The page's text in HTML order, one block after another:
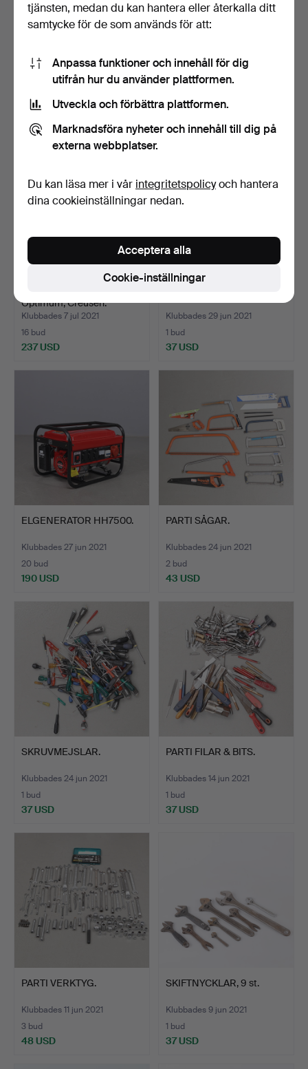
GRÄSKLIPPARE, Jonsered
LM 2152 CMDEA.
Klubbades 17 aug 2021
8 bud
CHARKSÅG samt
"BRØDMASKINE", 1900-tal.
Klubbades 8 aug 2021
22 bud
Optimum, Creusen.
Klubbades 7 jul 2021
16 bud
237 USD
Klubbades 29 jun 2021
1 bud
37 USD
ELGENERATOR HH7500.
Klubbades 27 jun 2021
20 bud
190 USD
PARTI SÅGAR.
Klubbades 24 jun 2021
2 bud
43 USD
SKRUVMEJSLAR.
Klubbades 24 jun 2021
1 bud
37 USD
PARTI FILAR & BITS.
Klubbades 14 jun 2021
1 bud
37 USD
PARTI VERKTYG.
Klubbades 11 jun 2021
3 bud
48 USD
SKIFTNYCKLAR, 9 st.
Klubbades 9 jun 2021
1 bud
37 USD
tjänsten, medan du kan hantera eller återkalla ditt
samtycke för de som används för att:
Anpassa funktioner och innehåll för dig
utifrån hur du använder plattformen.
Utveckla och förbättra plattformen.
Marknadsföra nyheter och innehåll till dig på
externa webbplatser.
Du kan läsa mer i vår integritetspolicyoch hantera
dina cookieinställningar nedan.
Cookie-inställningar
Acceptera alla